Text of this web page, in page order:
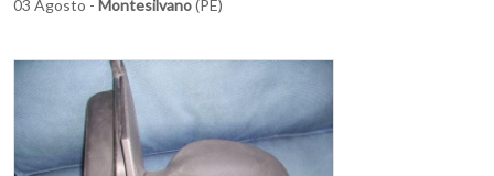
03 Agosto - Montesilvano(PE)